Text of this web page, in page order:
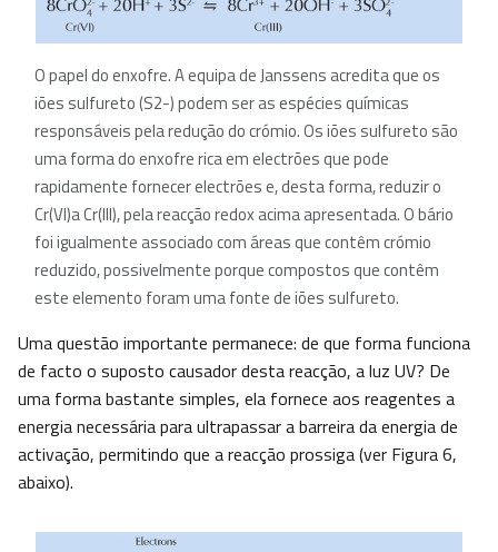
O papel do enxofre. A equipa de Janssens acredita que os
iões sulfureto (S2-) podem ser as espécies químicas
responsáveis pela redução do crómio. Os iões sulfureto são
uma forma do enxofre rica em electrões que pode
rapidamente fornecer electrões e, desta forma, reduzir o
Cr(VI)a Cr(III), pela reacção redox acima apresentada. O bário
foi igualmente associado com áreas que contêm crómio
reduzido, possivelmente porque compostos que contêm
este elemento foram uma fonte de iões sulfureto.
Uma questão importante permanece: de que forma funciona
de facto o suposto causador desta reacção, a luz UV? De
uma forma bastante simples, ela fornece aos reagentes a
energia necessária para ultrapassar a barreira da energia de
activação, permitindo que a reacção prossiga (ver Figura 6,
abaixo).